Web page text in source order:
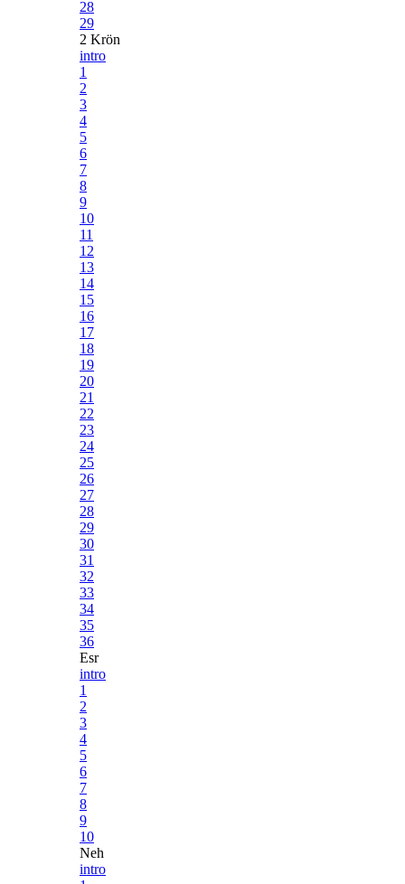
28
29
2 Krön
intro
1
2
3
4
5
6
7
8
9
10
11
12
13
14
15
16
17
18
19
20
21
22
23
24
25
26
27
28
29
30
31
32
33
34
35
36
Esr
intro
1
2
3
4
5
6
7
8
9
10
Neh
intro